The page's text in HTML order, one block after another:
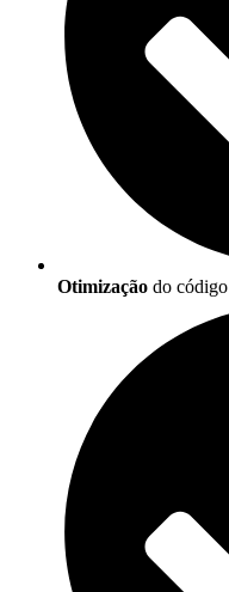
Otimização do código